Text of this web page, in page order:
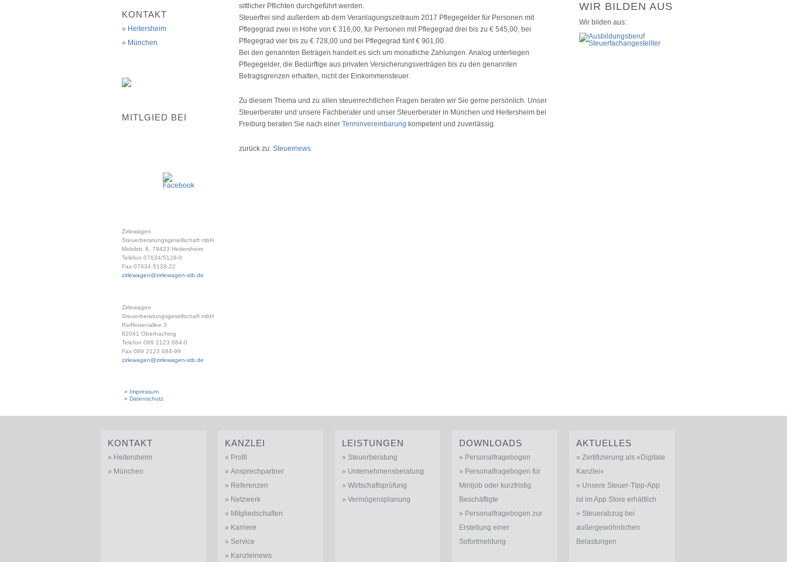
KONTAKT
Heitersheim
München
MITLGIED BEI
Zirlewagen
Steuerberatungsgesellschaft mbH
Mobilstr. 8, 79423 Heitersheim
Telefon 07634/5128-0
Fax 07634 5128-22
zirlewagen@zirlewagen-stb.de
Zirlewagen
Steuerberatungsgesellschaft mbH
Raiffeisenallee 3
82041 Oberhaching
Telefon 089 2123 684-0
Fax 089 2123 684-99
zirlewagen@zirlewagen-stb.de
» Impressum
» Datenschutz
sittlicher Pflichten durchgeführt werden.
Steuerfrei sind außerdem ab dem Veranlagungszeitraum 2017 Pflegegelder für Personen mit
Pflegegrad zwei in Höhe von € 316,00, für Personen mit Pflegegrad drei bis zu € 545,00, bei
Pflegegrad vier bis zu € 728,00 und bei Pflegegrad fünf € 901,00.
Bei den genannten Beträgen handelt es sich um monatliche Zahlungen. Analog unterliegen
Pflegegelder, die Bedürftige aus privaten Versicherungsverträgen bis zu den genannten
Betragsgrenzen erhalten, nicht der Einkommensteuer.
Zu diesem Thema und zu allen steuerrechtlichen Fragen beraten wir Sie gerne persönlich. Unser
Steuerberater und unsere Fachberater und unser Steuerberater in München und Heitersheim bei
Freiburg beraten Sie nach einer Terminvereinbarung kompetent und zuverlässig.
zurück zu: Steuernews
WIR BILDEN AUS
Wir bilden aus:
KONTAKT
Heitersheim
München
KANZLEI
Profil
Ansprechpartner
Referenzen
Netzwerk
Mitgliedschaften
Karriere
Service
Kanzleinews
LEISTUNGEN
Steuerberatung
Unternehmensberatung
Wirtschaftsprüfung
Vermögensplanung
DOWNLOADS
Personalfragebogen
Personalfragebogen für
Minijob oder kurzfristig
Beschäftigte
Personalfragebogen zur
Erstellung einer
Sofortmeldung
AKTUELLES
Zertifizierung als »Digitale
Kanzlei«
Unsere Steuer-Tipp-App
ist im App Store erhältlich.
Steuerabzug bei
außergewöhnlichen
Belastungen